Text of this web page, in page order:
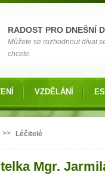
RADOST PRO DNEŠNÍ
Můžete se rozhodnout dívat
chcete.
VZDĚLÁNÍ
>> Léčitelé
Mgr.